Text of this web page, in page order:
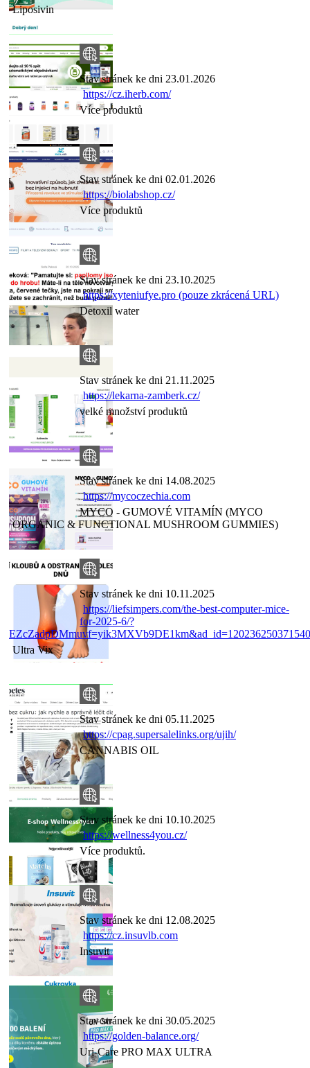
Liposivin
Stav stránek ke dni 23.01.2026
https://cz.iherb.com/
Více produktů
Stav stránek ke dni 02.01.2026
https://biolabshop.cz/
Více produktů
Stav stránek ke dni 23.10.2025
https://xyteniufye.pro (pouze zkrácená URL)
Detoxil water
Stav stránek ke dni 21.11.2025
https://lekarna-zamberk.cz/
velké množství produktů
Stav stránek ke dni 14.08.2025
https://mycoczechia.com
MYCO - GUMOVÉ VITAMÍN (MYCO
ORGANIC & FUNCTIONAL MUSHROOM GUMMIES)
Stav stránek ke dni 10.11.2025
https://liefsimpers.com/the-best-computer-mice-
for-2025-6/?
Ultra Vix
Stav stránek ke dni 05.11.2025
https://cpag.supersalelinks.org/ujih/
CANNABIS OIL
Stav stránek ke dni 10.10.2025
https://wellness4you.cz/
Více produktů.
Stav stránek ke dni 12.08.2025
https://cz.insuvlb.com
Insuvit
Stav stránek ke dni 30.05.2025
https://golden-balance.org/
Uri-Care PRO MAX ULTRA